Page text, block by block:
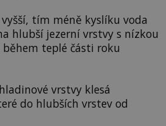
tím méně kyslíku voda
hlubší jezerní vrstvy s nízkou
teplé části roku
vrstvy klesá
do hlubších vrstev od